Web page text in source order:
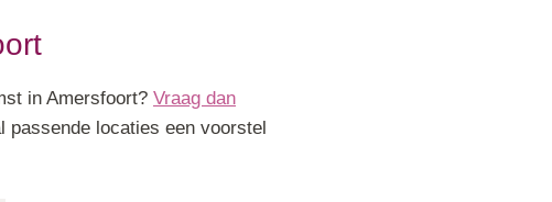
in Amersfoort? Vraag dan
passende locaties een voorstel